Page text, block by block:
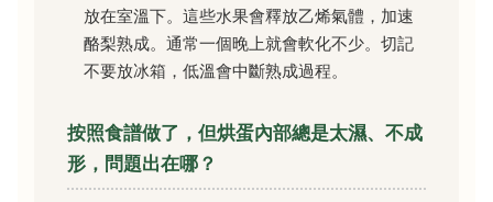
放在室溫下。這些水果會釋放乙烯氣體，加速
酪梨熟成。通常一個晚上就會軟化不少。切記
不要放冰箱，低溫會中斷熟成過程。
按照食譜做了，但烘蛋內部總是太濕、不成
形，問題出在哪？